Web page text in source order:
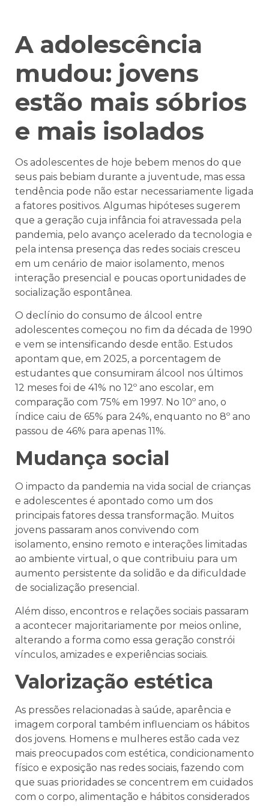
A adolescência
mudou: jovens
estão mais sóbrios
e mais isolados
Os adolescentes de hoje bebem menos do que
seus pais bebiam durante a juventude, mas essa
tendência pode não estar necessariamente ligada
a fatores positivos. Algumas hipóteses sugerem
que a geração cuja infância foi atravessada pela
pandemia, pelo avanço acelerado da tecnologia e
pela intensa presença das redes sociais cresceu
em um cenário de maior isolamento, menos
interação presencial e poucas oportunidades de
socialização espontânea.
O declínio do consumo de álcool entre
adolescentes começou no fim da década de 1990
e vem se intensificando desde então. Estudos
apontam que, em 2025, a porcentagem de
estudantes que consumiram álcool nos últimos
12 meses foi de 41% no 12º ano escolar, em
comparação com 75% em 1997. No 10º ano, o
índice caiu de 65% para 24%, enquanto no 8º ano
passou de 46% para apenas 11%.
Mudança social
O impacto da pandemia na vida social de crianças
e adolescentes é apontado como um dos
principais fatores dessa transformação. Muitos
jovens passaram anos convivendo com
isolamento, ensino remoto e interações limitadas
ao ambiente virtual, o que contribuiu para um
aumento persistente da solidão e da dificuldade
de socialização presencial.
Além disso, encontros e relações sociais passaram
a acontecer majoritariamente por meios online,
alterando a forma como essa geração constrói
vínculos, amizades e experiências sociais.
Valorização estética
As pressões relacionadas à saúde, aparência e
imagem corporal também influenciam os hábitos
dos jovens. Homens e mulheres estão cada vez
mais preocupados com estética, condicionamento
físico e exposição nas redes sociais, fazendo com
que suas prioridades se concentrem em cuidados
com o corpo, alimentação e hábitos considerados